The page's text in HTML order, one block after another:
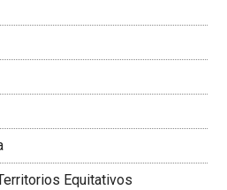
Equitativos